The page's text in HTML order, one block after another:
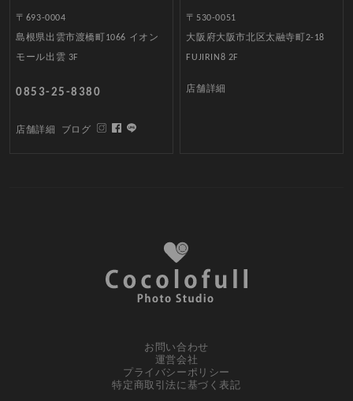
〒693-0004
島根県出雲市渡橋町1066 イオン
モール出雲 3F
0853-25-8380
店舗詳細 ブログ
〒530-0051
大阪府大阪市北区太融寺町2-18
FUJIRIN8 2F
店舗詳細
お問い合わせ
運営会社
プライバシーポリシー
特定商取引法に基づく表記